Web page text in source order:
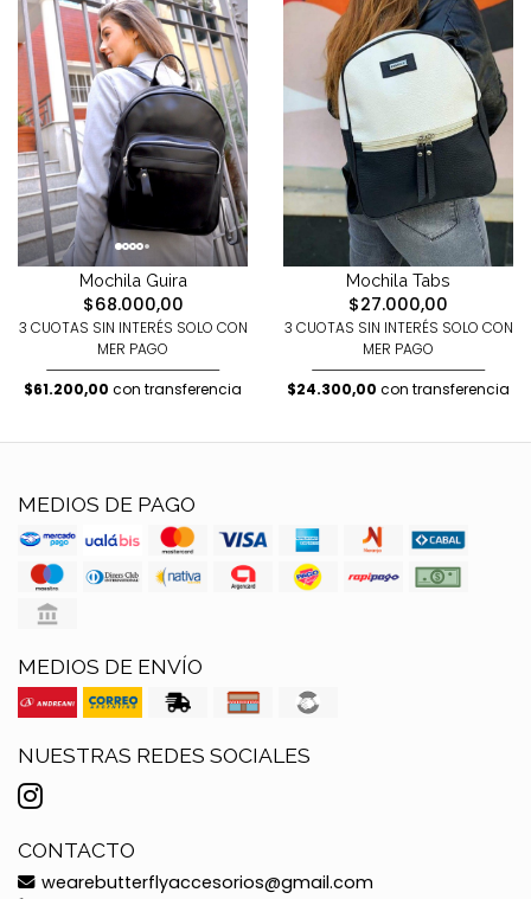
Mochila Guira
$68.000,00
3 CUOTAS SIN INTERÉS SOLO CON
MER PAGO
$61.200,00 con transferencia
Mochila Tabs
$27.000,00
3 CUOTAS SIN INTERÉS SOLO CON
MER PAGO
$24.300,00 con transferencia
MEDIOS DE PAGO
MEDIOS DE ENVÍO
NUESTRAS REDES SOCIALES
CONTACTO
wearebutterflyaccesorios@gmail.com